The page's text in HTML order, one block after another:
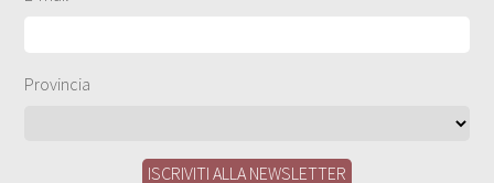
Provincia